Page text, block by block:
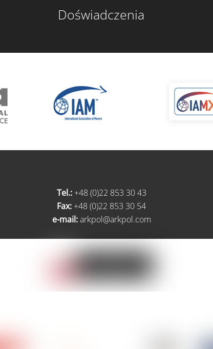
Doświadczenia
Tel.:+48 (0)22 853 30 43
Fax: +48 (0)22 853 30 54
e-mail:arkpol@arkpol.com